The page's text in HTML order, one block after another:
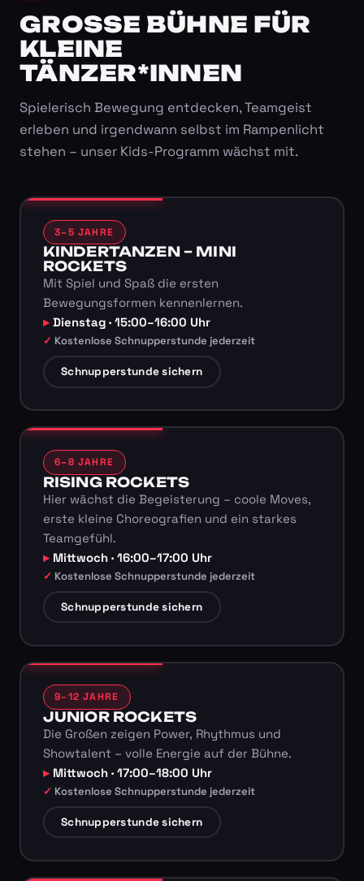
GROSSE BÜHNE FÜR K
LEINE T
ÄNZER*INNEN
Spielerisch Bewegung entdecken, Teamgeist
erleben und irgendwann selbst im Rampenlicht
stehen – unser Kids-Programm wächst mit.
3–5 JAHRE
KINDERTANZEN – MINI
ROCKETS
Mit Spiel und Spaß die ersten
Bewegungsformen kennenlernen.
Dienstag · 15:00–16:00 Uhr
Kostenlose Schnupperstunde jederzeit
Schnupperstunde sichern
6–8 JAHRE
RISING ROCKETS
Hier wächst die Begeisterung – coole Moves,
erste kleine Choreografien und ein starkes
Teamgefühl.
Mittwoch · 16:00–17:00 Uhr
Kostenlose Schnupperstunde jederzeit
Schnupperstunde sichern
9–12 JAHRE
JUNIOR ROCKETS
Die Großen zeigen Power, Rhythmus und
Showtalent – volle Energie auf der Bühne.
Mittwoch · 17:00–18:00 Uhr
Kostenlose Schnupperstunde jederzeit
Schnupperstunde sichern